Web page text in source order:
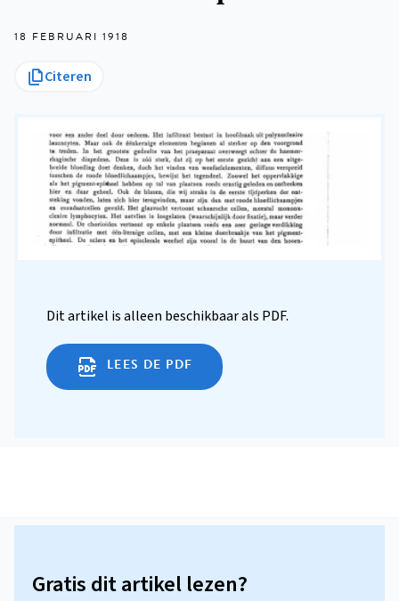
18 FEBRUARI 1918
Citeren
Dit artikel is alleen beschikbaar als PDF.
LEES DE PDF
Gratis dit artikel lezen?